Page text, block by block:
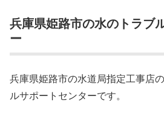
兵庫県姫路市の水のトラブ
ー
兵庫県姫路市の水道局指定工事店
ルサポートセンターです。